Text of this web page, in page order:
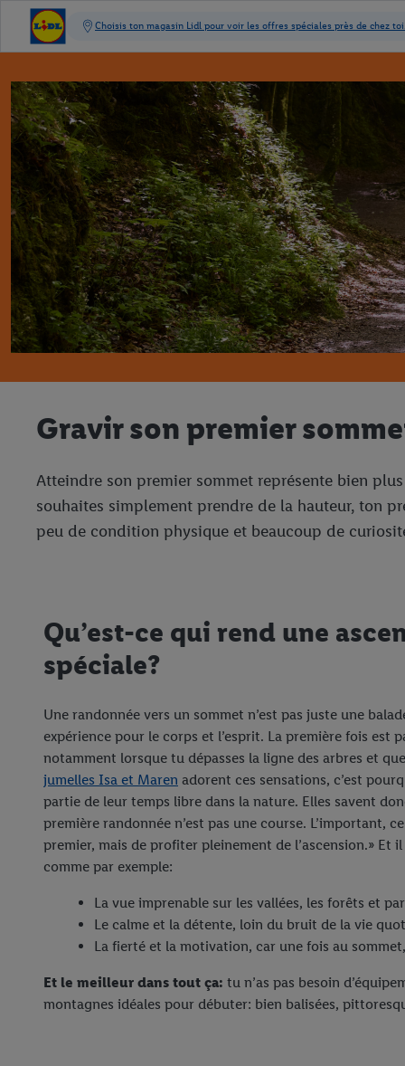
Gravir son premier
Atteindre son premier sommet représente bien
souhaites simplement prendre de la hauteur, ton
peu de condition physique et beaucoup de
Qu’est-ce qui rend une
spéciale?
Une randonnée vers un sommet n’est pas juste une
expérience pour le corps et l’esprit. La première fois est
notamment lorsque tu dépasses la ligne des arbres et
jumelles Isa et Maren adorent ces sensations, c’est
partie de leur temps libre dans la nature. Elles savent
première randonnée n’est pas une course. L’important,
premier, mais de profiter pleinement de l’ascension.» Et
comme par exemple:
La vue imprenable sur les vallées, les forêts et
Le calme et la détente, loin du bruit de la vie
La fierté et la motivation, car une fois au
Et le meilleur dans tout ça: tu n’as pas besoin
montagnes idéales pour débuter: bien balisées,